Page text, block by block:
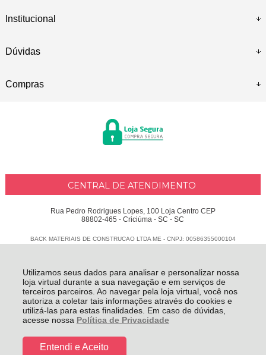
Utilizamos seus dados para analisar e personalizar nossa
loja virtual durante a sua navegação e em serviços de
terceiros parceiros. Ao navegar pela loja virtual, você nos
autoriza a coletar tais informações através do cookies e
utilizá-las para estas finalidades. Em caso de dúvidas,
acesse nossa Política de Privacidade
Entendi e Aceito
Institucional
Dúvidas
Compras
CENTRAL DE ATENDIMENTO
Rua Pedro Rodrigues Lopes, 100 Loja Centro CEP
88802-465 - Criciúma - SC - SC
BACK MATERIAIS DE CONSTRUCAO LTDA ME - CNPJ: 00586355000104